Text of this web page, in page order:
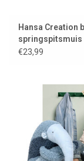
Hansa Creation
springspitsmuis
€23,99